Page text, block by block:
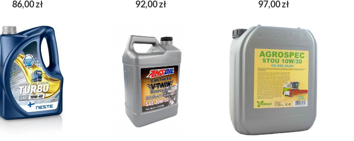
86,00 złCena
add_shopping_cart 92,00 złCena
add_shopping_cart 97,00 złCena
add_shopping_cart